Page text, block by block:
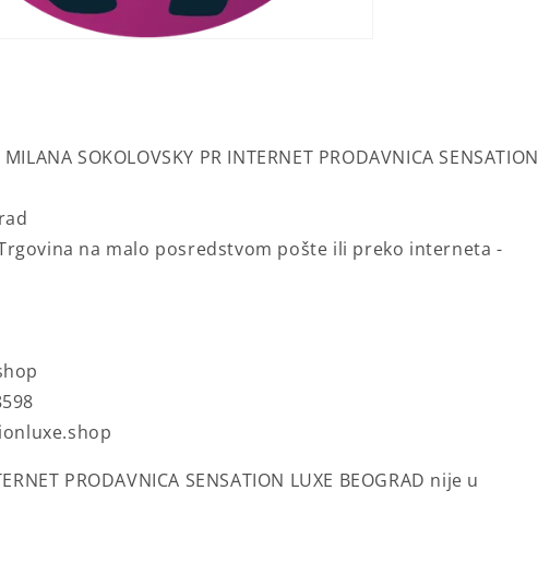
MILANA SOKOLOVSKY PR INTERNET PRODAVNICA SENSATION
na malo posredstvom pošte ili preko interneta -
PRODAVNICA SENSATION LUXE BEOGRAD nije u